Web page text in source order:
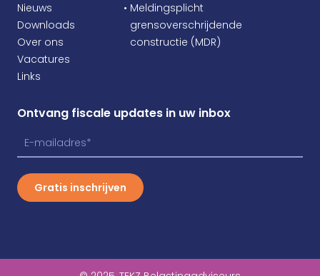
Nieuws
Downloads
Over ons
Vacatures
Links
• Meldingsplicht
grensoverschrijdende
constructie (MDR)
Ontvang fiscale updates in uw inbox
Gratis inschrijven